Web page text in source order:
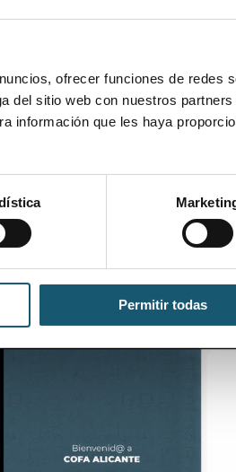
ofrecer funciones de redes
del sitio web con nuestros partners
información que les haya
Permitir todas
y los sábados por la
Idiomas